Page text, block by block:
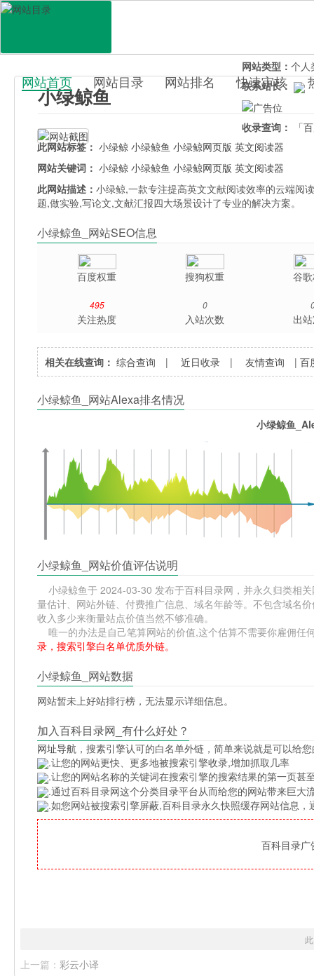
百科目录
网站首页 网站目录 网站排名 快速审核
小绿鲸鱼
网站类型： 个人
联系站长：
收录查询：
「
此网站标签： 小绿鲸 小绿鲸鱼 小绿鲸网页版 英文阅读器
网站关键词： 小绿鲸 小绿鲸鱼 小绿鲸网页版 英文阅读器
此网站描述：小绿鲸,一款专注提高英文文献阅读效率的云端阅
题,做实验,写论文,文献汇报四大场景设计了专业的解决方案。
小绿鲸鱼_网站SEO信息
百度权重 搜狗权重 谷
495
关注热度
0
入站次数 出
相关在线查询： 综合查询 |近日收录 |友情查询 |百
小绿鲸鱼_网站Alexa排名情况
小绿鲸鱼
小绿鲸鱼_网站价值评估说明
小绿鲸鱼于 2024-03-30 发布于百科目录网，并永久归类相
量估计、网站外链、付费推广信息、域名年龄等。不包含域名
收入多少来衡量站点价值当然不够准确。
唯一的办法是自己笔算网站的价值,这个估算不需要你雇佣任
录，搜索引擎白名单优质外链。
小绿鲸鱼_网站数据
网站暂未上好站排行榜，无法显示详细信息。
加入百科目录网_有什么好处？
网址导航 ，搜素引擎认可的白名单外链，简单来说就是可以给
.让您的网站更快、更多地被搜索引擎收录,增加抓取几率
.让您的网站名称的关键词在搜索引擎的搜索结果的第一页甚
.通过百科目录网这个分类目录平台从而给您的网站带来巨大
.如您网站被搜索引擎屏蔽,百科目录永久快照缓存网站信息
百科目录
上一篇： 彩云小译